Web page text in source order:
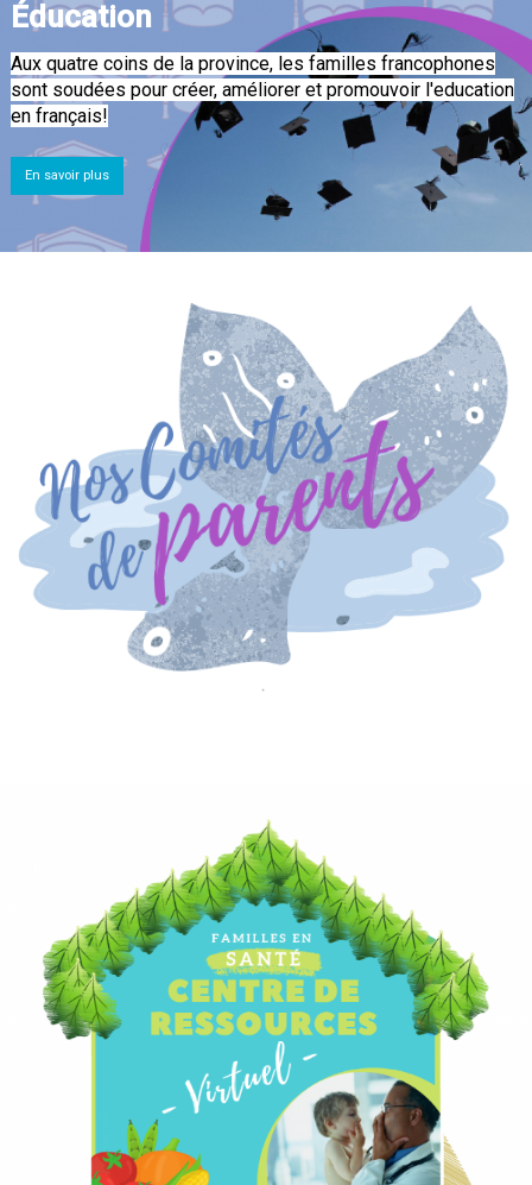
Éducation
Aux quatre coins de la province, les familles francophones
sont soudées pour créer, améliorer et promouvoir l'education
en français!
En savoir plus